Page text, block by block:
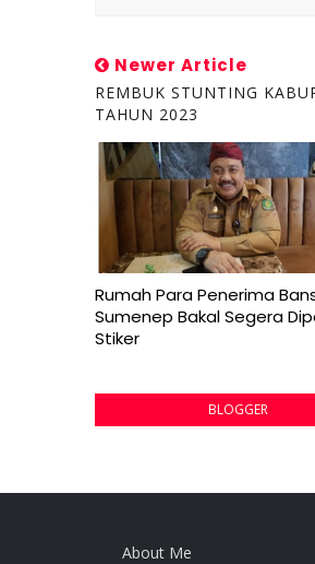
Newer Article
REMBUK STUNTING
TAHUN 2023
Rumah Para Penerima
Sumenep Bakal Segera
Stiker
BLOGGER
About Me